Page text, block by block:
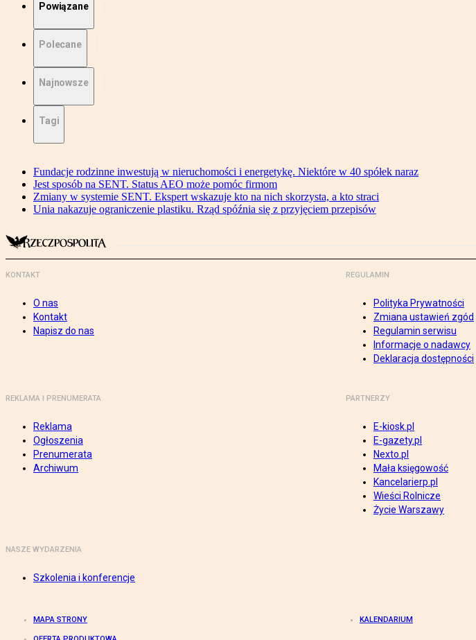
Powiązane
Polecane
Najnowsze
Tagi
Fundacje rodzinne inwestują w nieruchomości i energetykę. Niektóre w 40 spółek naraz
Jest sposób na SENT. Status AEO może pomóc firmom
Zmiany w systemie SENT. Ekspert wskazuje kto na nich skorzysta, a kto straci
Unia nakazuje ograniczenie plastiku. Rząd spóźnia się z przyjęciem przepisów
KONTAKT
O nas
Kontakt
Napisz do nas
REGULAMIN
Polityka Prywatności
Zmiana ustawień zgód
Regulamin serwisu
Informacje o nadawcy
Deklaracja dostępności
REKLAMA I PRENUMERATA
Reklama
Ogłoszenia
Prenumerata
Archiwum
PARTNERZY
E-kiosk.pl
E-gazety.pl
Nexto.pl
Mała księgowość
Kancelarierp.pl
Wieści Rolnicze
Życie Warszawy
NASZE WYDARZENIA
Szkolenia i konferencje
MAPA STRONY KALENDARIUM